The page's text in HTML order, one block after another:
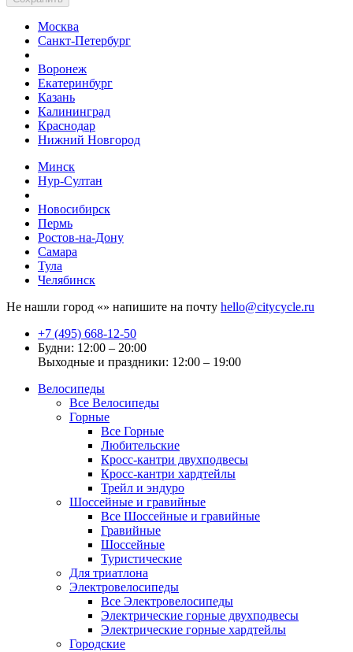
Москва
Санкт-Петербург
Воронеж
Екатеринбург
Казань
Калининград
Краснодар
Нижний Новгород
Минск
Нур-Султан
Новосибирск
Пермь
Ростов-на-Дону
Самара
Тула
Челябинск
Не нашли город «» напишите на почту hello@citycycle.ru
+7 (495) 668-12-50
Будни: 12:00 – 20:00
Выходные и праздники: 12:00 – 19:00
Велосипеды
Все Велосипеды
Горные
Все Горные
Любительские
Кросс-кантри двухподвесы
Кросс-кантри хардтейлы
Трейл и эндуро
Шоссейные и гравийные
Все Шоссейные и гравийные
Гравийные
Шоссейные
Туристические
Для триатлона
Электровелосипеды
Все Электровелосипеды
Электрические горные двухподвесы
Электрические горные хардтейлы
Городские